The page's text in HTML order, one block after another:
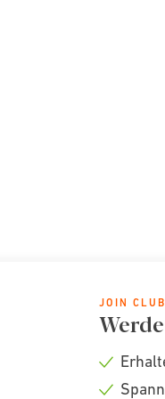
JOIN
Check